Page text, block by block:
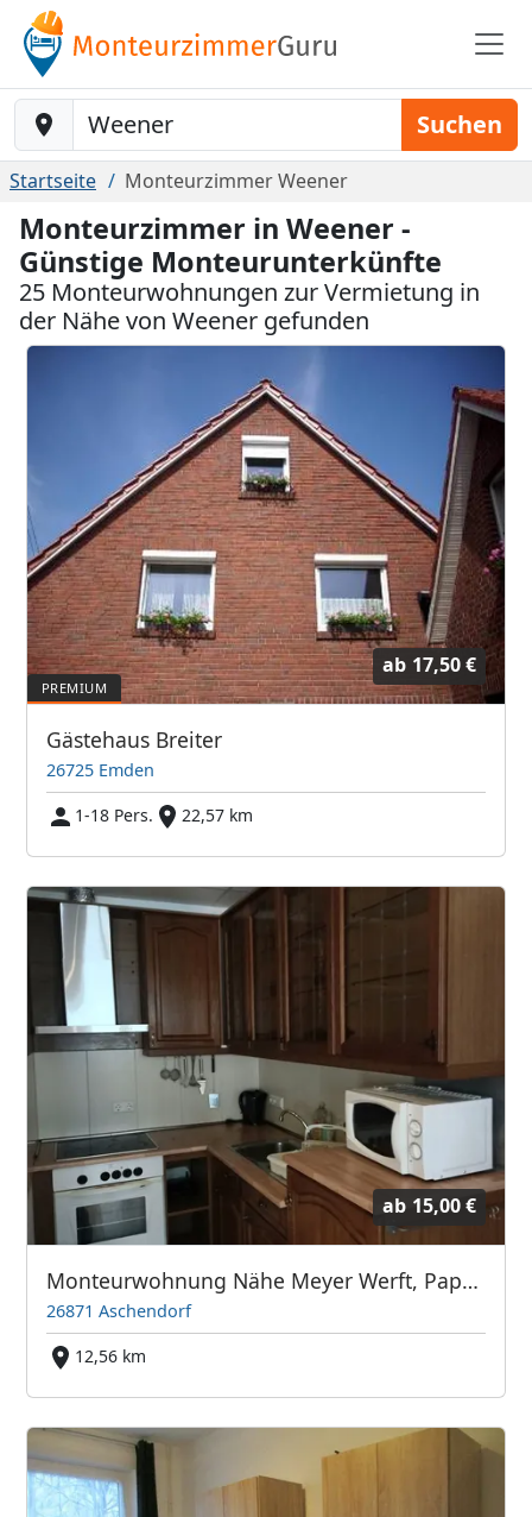
Baustelle-Location Suchen
Startseite Monteurzimmer Weener
Monteurzimmer in Weener -
Günstige Monteurunterkünfte
25 Monteurwohnungen zur Vermietung in
der Nähe von Weener gefunden
ab 17,50 €
Gästehaus Breiter
26725 Emden
1-18 Pers.
22,57 km
ab 15,00 €
Monteurwohnung Nähe Meyer Werft, Papenburg
26871 Aschendorf
12,56 km